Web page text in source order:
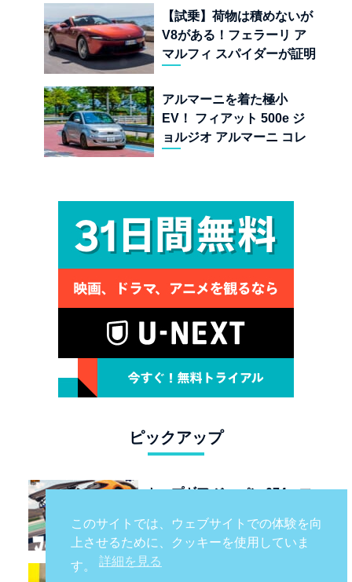
界
【試乗】荷物は積めないが
V8がある！フェラーリ ア
マルフィ スパイダーが証明
ーの至福
アルマーニを着た極小
EV！ フィアット 500e ジ
ョルジオ アルマーニ コレ
ピックアップ
トップギア ジャパン 074：マ
代スポーツカー戦略 /フェラー
リ 849 テスタロッサ /テメラ
リオ /ベントレー スーパース
このサイトでは、ウェブサイトでの体験を向
上させるために、クッキーを使用していま
す。 詳細を見る